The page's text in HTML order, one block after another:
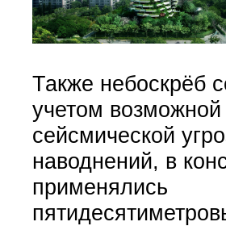
Также небоскрёб
учетом возможной
сейсмической
наводнений, в
применялись